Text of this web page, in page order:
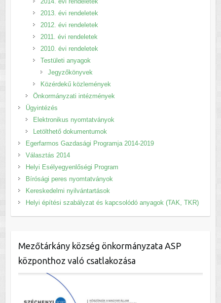
2013. évi rendeletek
2012. évi rendeletek
2011. évi rendeletek
2010. évi rendeletek
Testületi anyagok
Jegyzőkönyvek
Közérdekű közlemények
Önkormányzati intézmények
Ügyintézés
Elektronikus nyomtatványok
Letölthető dokumentumok
Egerfarmos Gazdasági Programja 2014-2019
Választás 2014
Helyi Esélyegyenlőségi Program
Bírósági peres nyomtatványok
Kereskedelmi nyilvántartások
Helyi építési szabályzat és kapcsolódó anyagok (TAK, TKR)
Mezőtárkány község önkormányzata ASP
központhoz való csatlakozása